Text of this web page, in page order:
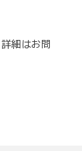
細はお問